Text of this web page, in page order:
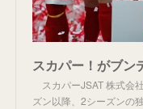
スカパーJSAT 株式会
ズン以降、2シーズンの